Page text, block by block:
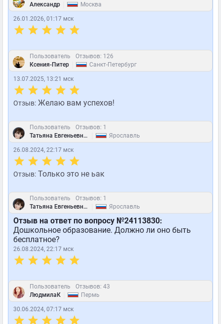
Александр
Москва
26.01.2026, 01:17 мск
Пользователь
Отзывов: 126
Ксения-Питер
Санкт-Петербург
13.07.2025, 13:21 мск
Отзыв: Желаю вам успехов!
Пользователь
Отзывов: 1
Татьяна Евгеньевна Чубарова
Ярославль
26.08.2024, 22:17 мск
Отзыв: Только это не ьак
Пользователь
Отзывов: 1
Татьяна Евгеньевна Чубарова
Ярославль
Отзыв на ответ по вопросу №24113830:
Дошкольное образование. Должно ли оно быть
бесплатное?
26.08.2024, 22:17 мск
Пользователь
Отзывов: 43
ЛюдмилаК
Пермь
30.06.2024, 07:17 мск